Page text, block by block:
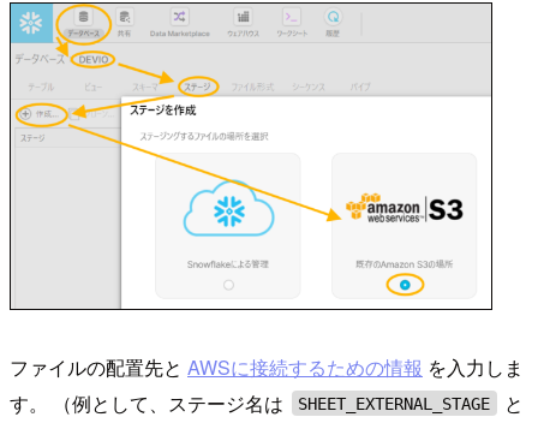
ファイルの配置先と AWSに接続するための情報 を入力しま
す。 （例として、ステージ名は
SHEET_EXTERNAL_STAGE
と